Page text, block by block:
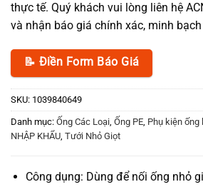
thực tế. Quý khách vui lòng liên hệ
và nhận báo giá chính xác, minh
📝 Điền Form Báo Giá
SKU: 1039840649
Danh mục: Ống Các Loại Ống PE Phụ kiện ống
NHẬP KHẨU Tưới Nhỏ Giọt
Công dụng: Dùng để nối ống nhỏ